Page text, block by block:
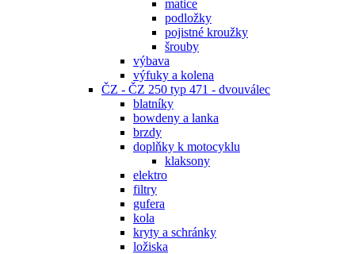
matice
podložky
pojistné kroužky
šrouby
výbava
výfuky a kolena
ČZ - ČZ 250 typ 471 - dvouválec
blatníky
bowdeny a lanka
brzdy
doplňky k motocyklu
klaksony
elektro
filtry
gufera
kola
kryty a schránky
ložiska